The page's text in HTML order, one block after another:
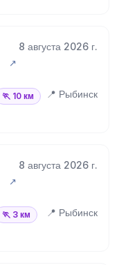
8 августа 2026 г.
🏃 10 км 📍 Рыбинск
8 августа 2026 г.
🏃 3 км 📍 Рыбинск